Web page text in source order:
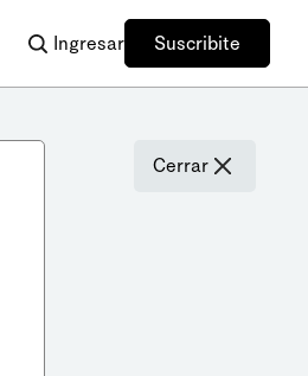
Ingresar Suscribite
Cerrar